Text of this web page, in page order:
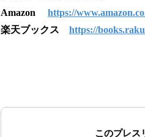
Amazon
https://
楽天ブックス https://
このプレス